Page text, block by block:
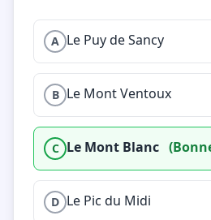
A Le Puy de Sancy
B Le Mont Ventoux
C Le Mont Blanc
D Le Pic du Midi